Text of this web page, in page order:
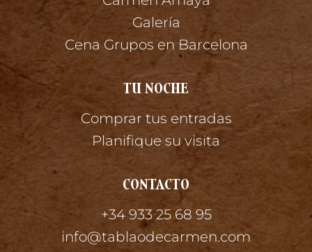
Galería
Cena Grupos en Barcelona
TU NOCHE
Comprar tus entradas
Planifique su visita
CONTACTO
+34 933 25 68 95
info@tablaodecarmen.com